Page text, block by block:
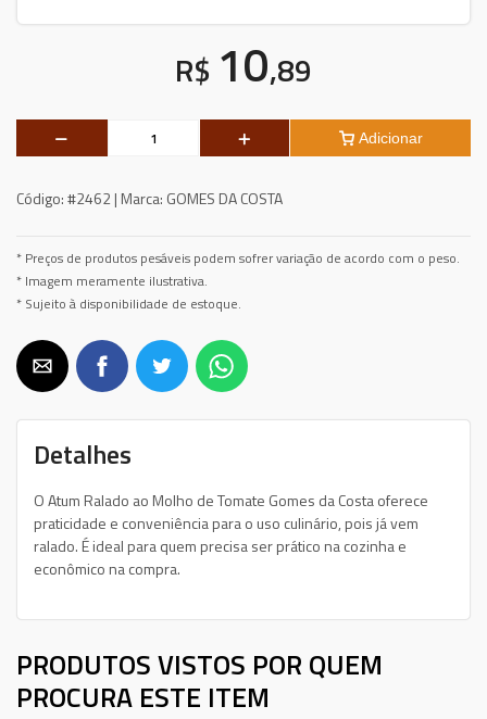
R$ 10,89
Adicionar
Código:#2462 | Marca: GOMES DA COSTA
* Preços de produtos pesáveis podem sofrer variação de acordo com o peso.
* Imagem meramente ilustrativa.
* Sujeito à disponibilidade de estoque.
Detalhes
O Atum Ralado ao Molho de Tomate Gomes da Costa oferece
praticidade e conveniência para o uso culinário, pois já vem
ralado. É ideal para quem precisa ser prático na cozinha e
econômico na compra.
PRODUTOS VISTOS POR QUEM
PROCURA ESTE ITEM